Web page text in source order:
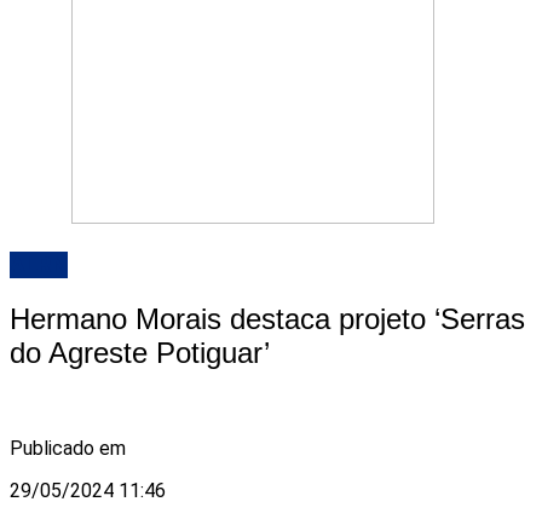
Hermano Morais destaca projeto ‘Serras
do Agreste Potiguar’
Publicado em
29/05/2024 11:46